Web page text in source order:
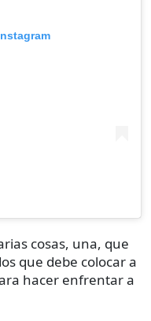
cosas, una, que
que debe colocar a
hacer enfrentar a